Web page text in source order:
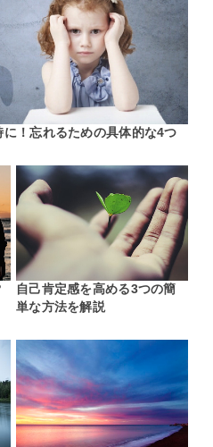
！忘れるための具体的な4つ
自己肯定感を高める3つの簡
単な方法を解説